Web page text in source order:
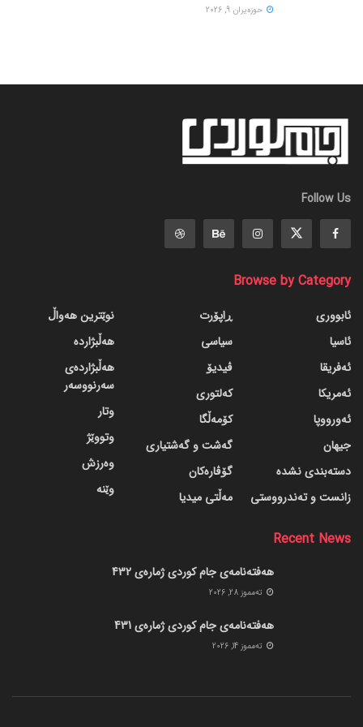
حوزه‌یران 9, 2026
Follow Us
Browse by Category
ئابووری
ئاسیا
ئەفریقا
ئەمریکا
ئەورووپا
جیهان
دسته‌بندی نشده
زانست و تەندرووستی
ڕاپۆرت
سیاسی
ڤیدیۆ
کەلتوری
کۆمەڵگا
گه‌شت و گه‌شتیاری
گۆڤاره‌کان
مەڵتی میدیا
نوێترین هەواڵ
هەڵبژاردە
هەڵبژاردەی
سەرنووسەر
وتار
وتووێژ
وەرزش
وێنە
Recent News
هەفتەنامەی جام کوردی ژمارەی 432
ته‌مموز 28, 2026
هەفتەنامەی جام کوردی ژمارەی 431
ته‌مموز 14, 2026